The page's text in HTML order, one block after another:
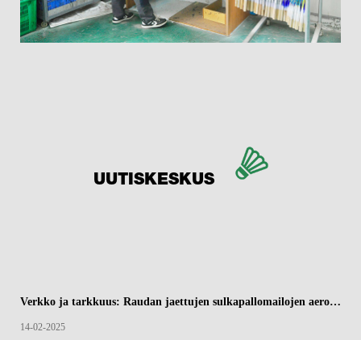
UUTISKESKUS
Verkko ja tarkkuus: Raudan jaettujen sulkapallomailojen aerodynaaminen reuna
14-02-2025